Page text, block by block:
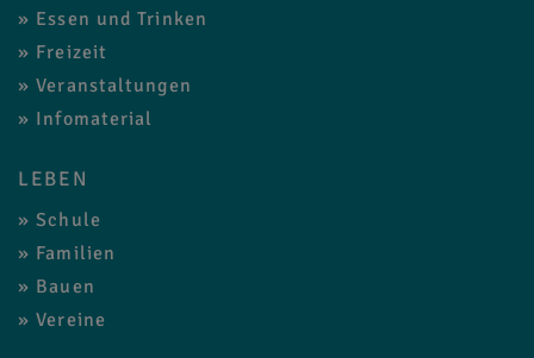
Essen und Trinken
Freizeit
Veranstaltungen
Infomaterial
LEBEN
Schule
Familien
Bauen
Vereine